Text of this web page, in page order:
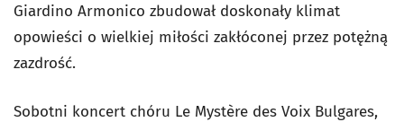
Giardino Armonico zbudował doskonały klimat
opowieści o wielkiej miłości zakłóconej przez potężną
zazdrość.
Sobotni koncert chóru Le Mystère des Voix Bulgares,